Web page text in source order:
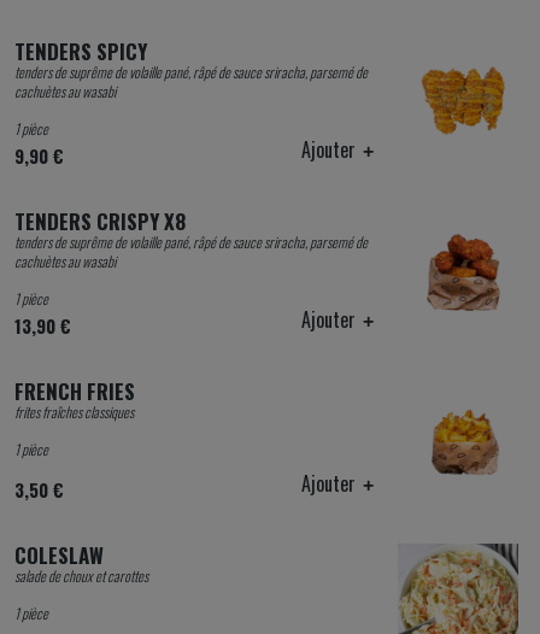
TENDERS SPICY
tenders de suprême de volaille pané, râpé de sauce sriracha, parsemé de
cachuètes au wasabi
1 pièce
9,90 € Ajouter
TENDERS CRISPY X8
tenders de suprême de volaille pané, râpé de sauce sriracha, parsemé de
cachuètes au wasabi
1 pièce
13,90 € Ajouter
FRENCH FRIES
frites fraîches classiques
1 pièce
3,50 € Ajouter
COLESLAW
salade de choux et carottes
1 pièce